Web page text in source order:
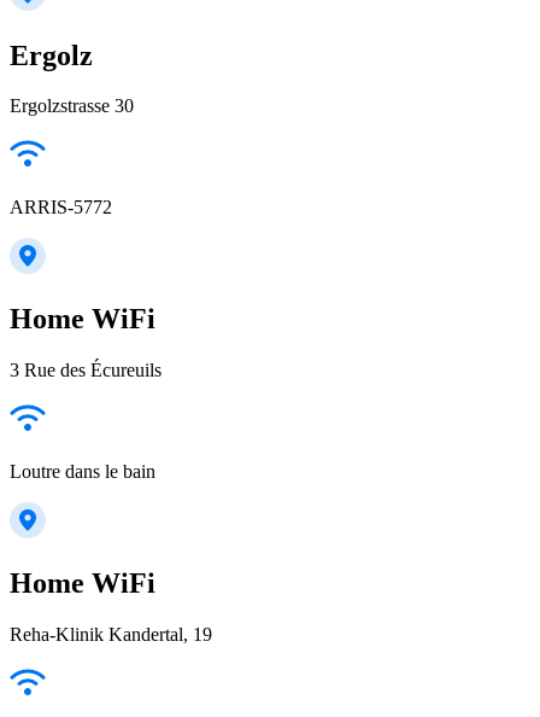
Ergolz
Ergolzstrasse 30
ARRIS-5772
Home WiFi
3 Rue des Écureuils
Loutre dans le bain
Home WiFi
Reha-Klinik Kandertal, 19